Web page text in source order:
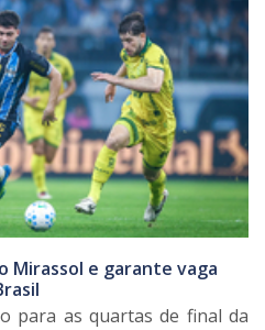
Mirassol e garante vaga
para as quartas de final da